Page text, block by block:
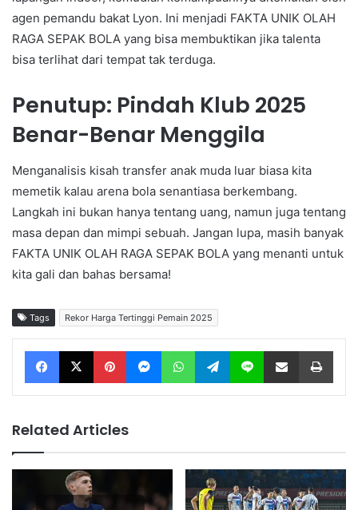
agen pemandu bakat Lyon. Ini menjadi FAKTA UNIK OLAH
RAGA SEPAK BOLA yang bisa membuktikan jika talenta
bisa terlihat dari tempat tak terduga.
Penutup: Pindah Klub 2025
Benar-Benar Menggila
Menganalisis kisah transfer anak muda luar biasa kita
memetik kalau arena bola senantiasa berkembang.
Langkah ini bukan hanya tentang uang, namun juga tentang
masa depan dan mimpi sebuah. Jangan lupa, masih banyak
FAKTA UNIK OLAH RAGA SEPAK BOLA yang menanti untuk
kita gali dan bahas bersama!
Tags Rekor Harga Tertinggi Pemain 2025
Facebook X Pinterest Messenger WhatsApp Telegram Line Share via Email
Related Articles